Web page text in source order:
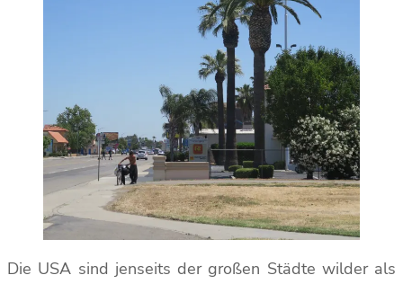
Die USA sind jenseits der großen Städte wilder als